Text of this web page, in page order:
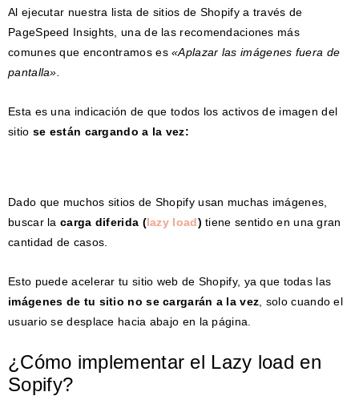
Al ejecutar nuestra lista de sitios de Shopify a través de
PageSpeed ​​Insights, una de las recomendaciones más
comunes que encontramos es«Aplazar las imágenes fuera de
pantalla».
Esta es una indicación de que todos los activos de imagen del
sitio se están cargando a la vez:
Dado que muchos sitios de Shopify usan muchas imágenes,
buscar la carga diferida (lazy load) tiene sentido en una gran
cantidad de casos.
Esto puede acelerar tu sitio web de Shopify, ya que todas las
imágenes de tu sitio no se cargarán a la vez , solo cuando el
usuario se desplace hacia abajo en la página.
¿Cómo implementar el Lazy load en
Sopify?